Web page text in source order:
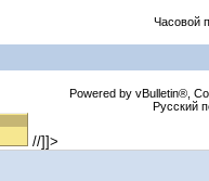
Часовой
Powered by vBulletin®,
Русский
//]]>